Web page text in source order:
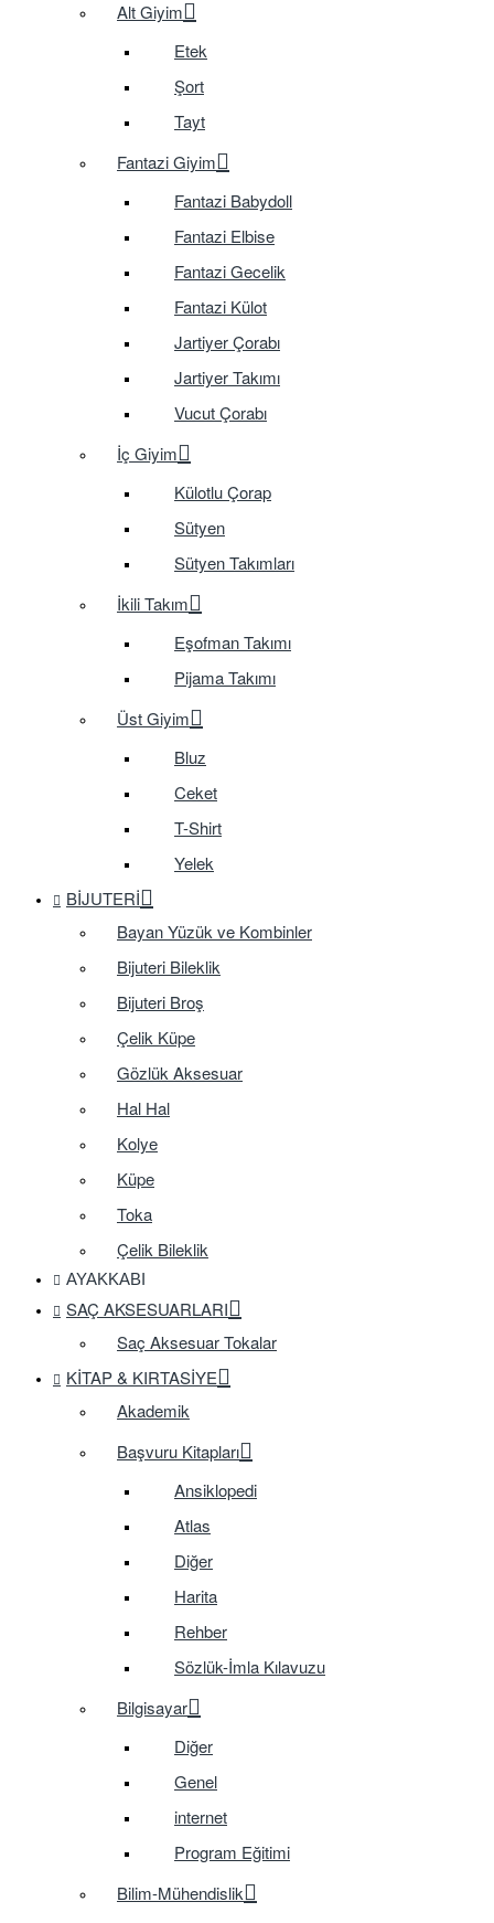
Alt Giyim
Etek
Şort
Tayt
Fantazi Giyim
Fantazi Babydoll
Fantazi Elbise
Fantazi Gecelik
Fantazi Külot
Jartiyer Çorabı
Jartiyer Takımı
Vucut Çorabı
İç Giyim
Külotlu Çorap
Sütyen
Sütyen Takımları
İkili Takım
Eşofman Takımı
Pijama Takımı
Üst Giyim
Bluz
Ceket
T-Shirt
Yelek
BIJUTERI
Bayan Yüzük ve Kombinler
Bijuteri Bileklik
Bijuteri Broş
Çelik Küpe
Gözlük Aksesuar
Hal Hal
Kolye
Küpe
Toka
Çelik Bileklik
AYAKKABI
SAÇ AKSESUARLARI
Saç Aksesuar Tokalar
KITAP & KIRTASIYE
Akademik
Başvuru Kitapları
Ansiklopedi
Atlas
Diğer
Harita
Rehber
Sözlük-İmla Kılavuzu
Bilgisayar
Diğer
Genel
internet
Program Eğitimi
Bilim-Mühendislik